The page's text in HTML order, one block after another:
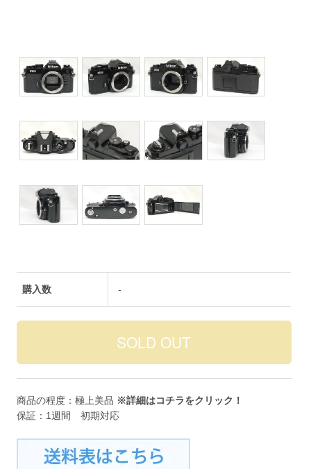
購入数 -
商品の程度：極上美品 ※詳細はコチラをクリック！
保証：1週間 初期対応